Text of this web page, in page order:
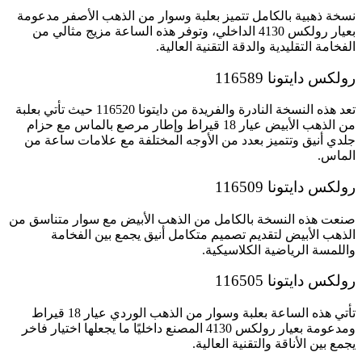
نسخة ذهبية بالكامل تتميز بعلبة وسوار من الذهب الأصفر مدعومة
بعيار رولكس 4130 الداخلي، وتوفر هذه الساعة مزيج مثالي من
الفخامة التقليدية والدقة التقنية العالية.
رولكس دايتونا 116589
تعد هذه النسخة النادرة والفريدة من دايتونا 116520 حيث تأتي بعلبة
من الذهب الأبيض عيار 18 قيراط وإطار مرصع بالماس مع حزام
جلدي أنيق وتتميز بعدد من الأوجه المختلفة مع علامات ساعة من
الماس.
رولكس دايتونا 116509
صنعت هذه النسخة بالكامل من الذهب الأبيض مع سوار متناسق من
الذهب الأبيض لتقديم تصميم متكامل أنيق يجمع بين الفخامة
واللمسة الرياضية الكلاسيكية.
رولكس دايتونا 116505
تأتي هذه الساعة بعلبة وسوار من الذهب الوردي عيار 18 قيراط
ومدعومة بعيار رولكس 4130 المصنع داخليًا ما يجعلها اختيار فاخر
يجمع بين الأناقة والتقنية العالية.